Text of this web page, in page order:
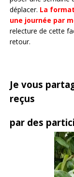
déplacer. La
une journée par
relecture de cette
retour.
Je vous
reçus
par des